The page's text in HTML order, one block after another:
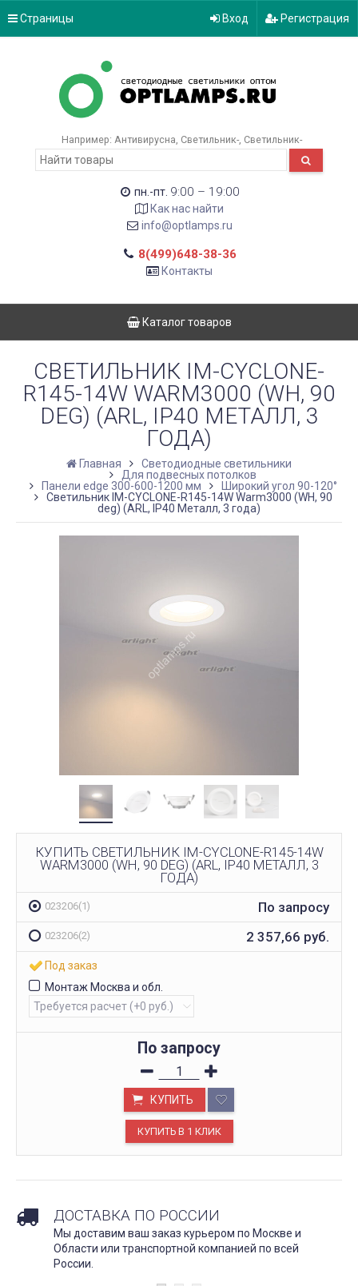
Страницы Вход Регистрация
Например: Антивирусна Светильник- Светильник-
пн.-пт. 9:00 – 19:00
Как нас найти
info@optlamps.ru
8(499)648-38-36
Контакты
Каталог товаров
СВЕТИЛЬНИК IM-CYCLONE-
R145-14W WARM3000 (WH, 90
DEG) (ARL, IP40 МЕТАЛЛ, 3
ГОДА)
Главная
Светодиодные светильники
Для подвесных потолков
Панели edge 300-600-1200 мм
Широкий угол 90-120°
Светильник IM-CYCLONE-R145-14W Warm3000 (WH, 90
deg) (ARL, IP40 Металл, 3 года)
КУПИТЬ СВЕТИЛЬНИК IM-CYCLONE-R145-14W
WARM3000 (WH, 90 DEG) (ARL, IP40 МЕТАЛЛ, 3
ГОДА)
023206(1) По запросу
023206(2) 2 357,66 руб.
Под заказ
Монтаж Москва и обл.
По запросу
КУПИТЬ
ДОСТАВКА ПО РОССИИ
Мы доставим ваш заказ курьером по Москве и
Области или транспортной компанией по всей
России.